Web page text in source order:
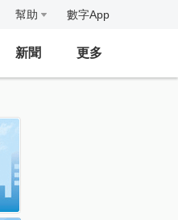
幫助 數字App
新聞 更多